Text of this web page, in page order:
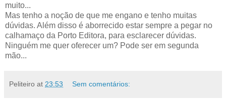
muito...
Mas tenho a noção de que me engano e tenho muitas
dúvidas. Além disso é aborrecido estar sempre a pegar no
calhamaço da Porto Editora, para esclarecer dúvidas.
Ninguém me quer oferecer um? Pode ser em segunda
mão...
Peliteiro at 23:53 Sem comentários: